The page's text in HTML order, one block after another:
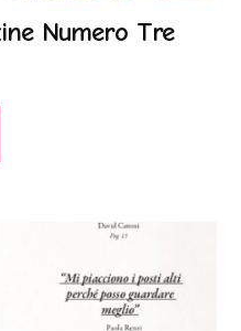
Numero Tre